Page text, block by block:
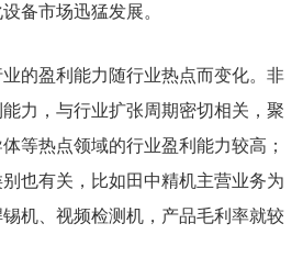
备市场迅猛发展。
的盈利能力随行业热点而变化。非
力，与行业扩张周期密切相关，聚
等热点领域的行业盈利能力较高；
也有关，比如田中精机主营业务为
机、视频检测机，产品毛利率就较